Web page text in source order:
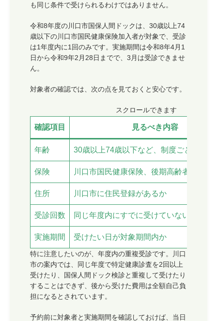
も同じ条件で受けられるわけではありません。
令和8年度の川口市国保人間ドックは、30歳以上74
歳以下の川口市国民健康保険加入者が対象で、受診
は1年度内に1回のみです。実施期間は令和8年4月1
日から令和9年2月28日までで、3月は受診できませ
ん。
対象者の確認では、次の点を見ておくと安心です。
スクロールできます
確認項目 見るべき内容
年齢 30歳以上74歳以下など、制度ごとの対象
保険 川口市国民健康保険、後期高齢者医療制
住所 川口市に住民登録があるか
受診回数 同じ年度内にすでに受けていないか
実施期間 受けたい日が対象期間内か
特に注意したいのが、年度内の重複受診です。川口
市の案内では、同じ年度で特定健康診査を2回以上
受けたり、国保人間ドック検診と重複して受けたり
することはできず、後から受けた費用は全額自己負
担になるとされています。
予約前に対象者と実施期間を確認しておけば、当日